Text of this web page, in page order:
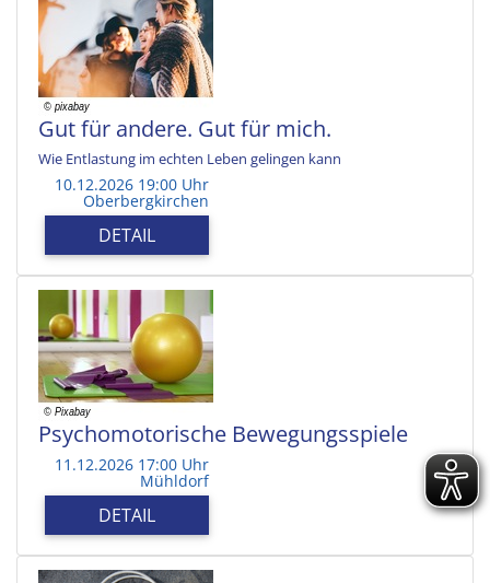
Gut für andere. Gut für mich.
Wie Entlastung im echten Leben gelingen kann
10.12.2026 19:00 Uhr
Oberbergkirchen
DETAIL
Psychomotorische Bewegungsspiele
11.12.2026 17:00 Uhr
Mühldorf
DETAIL